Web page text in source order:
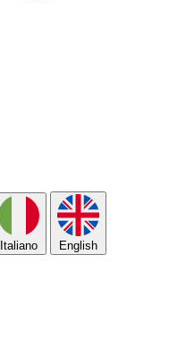
Italiano English